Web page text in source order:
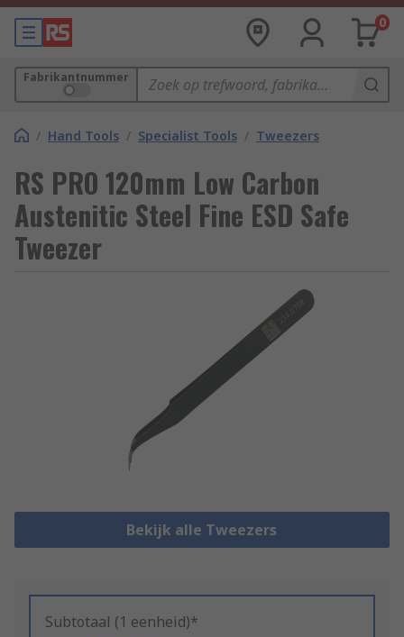
0
Fabrikantnummer
/ Hand Tools / Specialist Tools / Tweezers
RS PRO 120mm Low Carbon
Austenitic Steel Fine ESD Safe
Tweezer
Bekijk alle Tweezers
Subtotaal (1 eenheid)*